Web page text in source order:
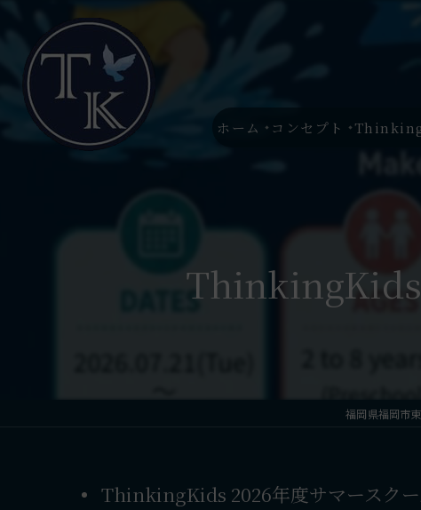
ホーム コンセプト
ThinkingKids
福岡県福岡市
ThinkingKids 2026年度サマースク